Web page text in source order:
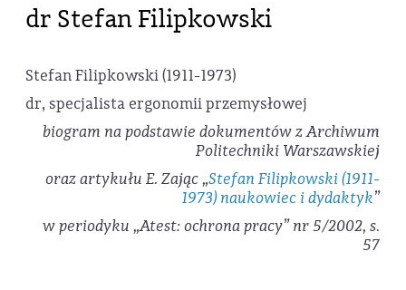
dr Stefan Filipkowski
Stefan Filipkowski (1911-1973)
dr, specjalista ergonomii przemysłowej
biogram na podstawie dokumentów z Archiwum
Politechniki Warszawskiej
oraz artykułu E. Zając „Stefan Filipkowski (1911-
1973) naukowiec i dydaktyk”
w periodyku „Atest: ochrona pracy” nr 5/2002, s.
57